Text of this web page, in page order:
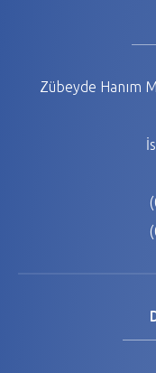
Zübeyde Hanım